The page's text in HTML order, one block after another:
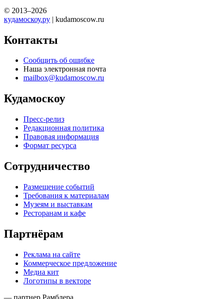
© 2013–2026
кудамоскоу.ру | kudamoscow.ru
Контакты
Сообщить об ошибке
Наша электронная почта
mailbox@kudamoscow.ru
Кудамоскоу
Пресс-релиз
Редакционная политика
Правовая информация
Формат ресурса
Сотрудничество
Размещение событий
Требования к материалам
Музеям и выставкам
Ресторанам и кафе
Партнёрам
Реклама на сайте
Коммерческое предложение
Медиа кит
Логотипы в векторе
— партнер Рамблера